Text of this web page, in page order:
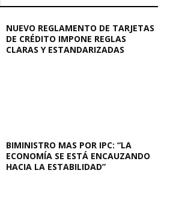
NUEVO REGLAMENTO DE TARJETAS
DE CRÉDITO IMPONE REGLAS
CLARAS Y ESTANDARIZADAS
BIMINISTRO MAS POR IPC: “LA
ECONOMÍA SE ESTÁ ENCAUZANDO
HACIA LA ESTABILIDAD”